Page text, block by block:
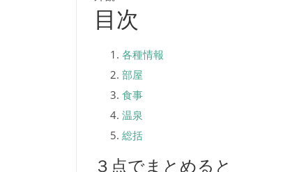
目次
各種情報
部屋
食事
温泉
総括
３点でまとめると